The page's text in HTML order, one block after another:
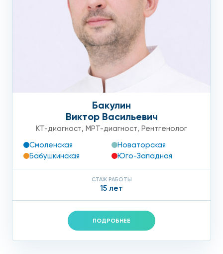
убедитесь в идеальном соотношении цена-качество!
Рентген в клинике на Арбате
Бакулин
Виктор Васильевич
КТ-диагност, МРТ-диагност, Рентгенолог
Смоленская
Новаторская
Бабушкинская
Юго-Западная
СТАЖ РАБОТЫ
15 лет
ПОДРОБНЕЕ